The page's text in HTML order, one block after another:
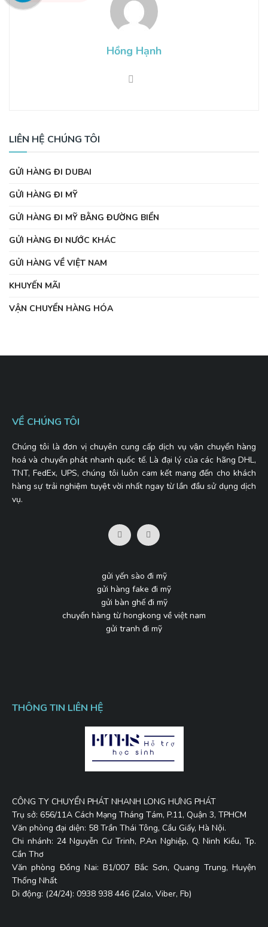
Hồng Hạnh
LIÊN HỆ CHÚNG TÔI
GỬI HÀNG ĐI DUBAI
GỬI HÀNG ĐI MỸ
GỬI HÀNG ĐI MỸ BẰNG ĐƯỜNG BIỂN
GỬI HÀNG ĐI NƯỚC KHÁC
GỬI HÀNG VỀ VIỆT NAM
KHUYẾN MÃI
VẬN CHUYỂN HÀNG HÓA
VỀ CHÚNG TÔI
Chúng tôi là đơn vị chuyên cung cấp dịch vụ vận chuyển hàng
hoá và chuyển phát nhanh quốc tế. Là đại lý của các hãng DHL,
TNT, FedEx, UPS, chúng tôi luôn cam kết mang đến cho khách
hàng sự trải nghiệm tuyệt vời nhất ngay từ lần đầu sử dụng dịch
vụ.
gửi yến sào đi mỹ
gửi hàng fake đi mỹ
gửi bàn ghế đi mỹ
chuyển hàng từ hongkong về việt nam
gửi tranh đi mỹ
THÔNG TIN LIÊN HỆ
CÔNG TY CHUYỂN PHÁT NHANH LONG HƯNG PHÁT
Trụ sở: 656/11A Cách Mạng Tháng Tám, P.11, Quận 3, TPHCM
Văn phòng đại diện: 58 Trần Thái Tông, Cầu Giấy, Hà Nội.
Chi nhánh: 24 Nguyễn Cư Trinh, P.An Nghiệp, Q. Ninh Kiều, Tp.
Cần Thơ
Văn phòng Đồng Nai: B1/007 Bắc Sơn, Quang Trung, Huyện
Thống Nhất
Di động: (24/24): 0938 938 446 (Zalo, Viber, Fb)